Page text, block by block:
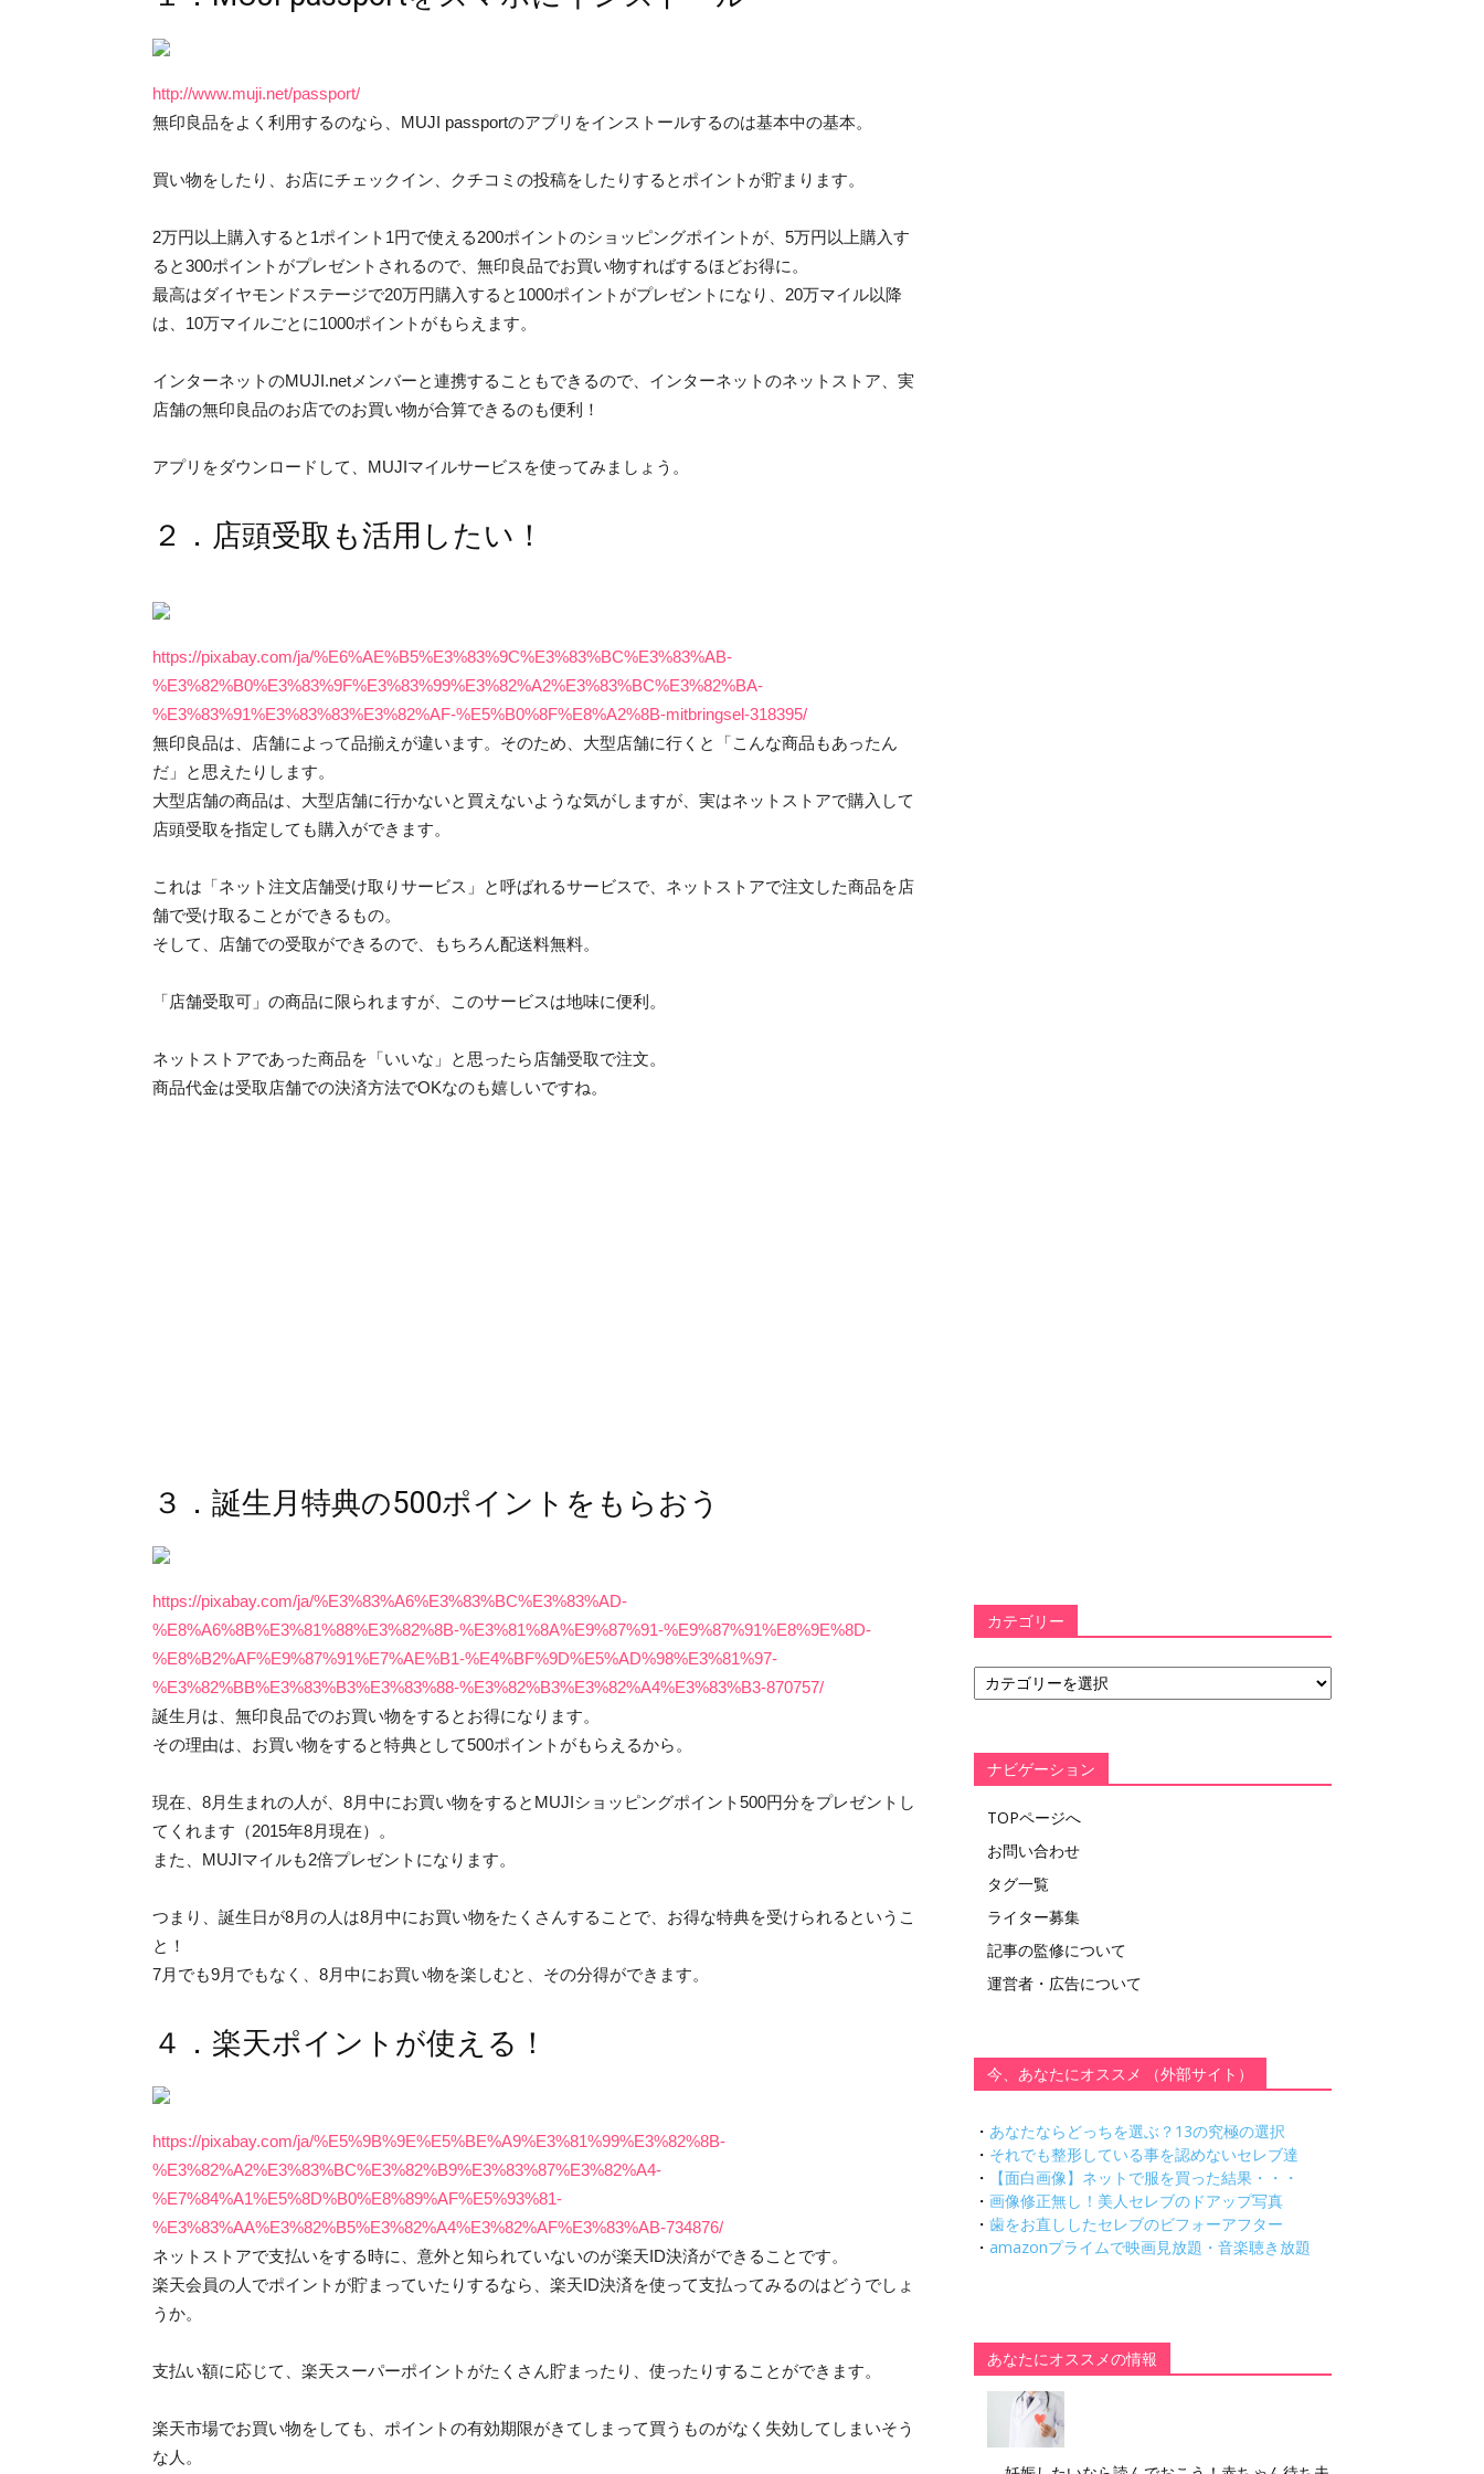
http://www.muji.net/passport/
無印良品をよく利用するのなら、MUJI passportのアプリをインストールするのは基本中の基本。
買い物をしたり、お店にチェックイン、クチコミの投稿をしたりするとポイントが貯まります。
2万円以上購入すると1ポイント1円で使える200ポイントのショッピングポイントが、5万円以上購入す
ると300ポイントがプレゼントされるので、無印良品でお買い物すればするほどお得に。
最高はダイヤモンドステージで20万円購入すると1000ポイントがプレゼントになり、20万マイル以降
は、10万マイルごとに1000ポイントがもらえます。
インターネットのMUJI.netメンバーと連携することもできるので、インターネットのネットストア、実
店舗の無印良品のお店でのお買い物が合算できるのも便利！
アプリをダウンロードして、MUJIマイルサービスを使ってみましょう。
２．店頭受取も活用したい！
https://pixabay.com/ja/%E6%AE%B5%E3%83%9C%E3%83%BC%E3%83%AB-
%E3%82%B0%E3%83%9F%E3%83%99%E3%82%A2%E3%83%BC%E3%82%BA-
%E3%83%91%E3%83%83%E3%82%AF-%E5%B0%8F%E8%A2%8B-mitbringsel-318395/
無印良品は、店舗によって品揃えが違います。そのため、大型店舗に行くと「こんな商品もあったん
だ」と思えたりします。
大型店舗の商品は、大型店舗に行かないと買えないような気がしますが、実はネットストアで購入して
店頭受取を指定しても購入ができます。
これは「ネット注文店舗受け取りサービス」と呼ばれるサービスで、ネットストアで注文した商品を店
舗で受け取ることができるもの。
そして、店舗での受取ができるので、もちろん配送料無料。
「店舗受取可」の商品に限られますが、このサービスは地味に便利。
ネットストアであった商品を「いいな」と思ったら店舗受取で注文。
商品代金は受取店舗での決済方法でOKなのも嬉しいですね。
３．誕生月特典の500ポイントをもらおう
https://pixabay.com/ja/%E3%83%A6%E3%83%BC%E3%83%AD-
%E8%A6%8B%E3%81%88%E3%82%8B-%E3%81%8A%E9%87%91-%E9%87%91%E8%9E%8D-
%E8%B2%AF%E9%87%91%E7%AE%B1-%E4%BF%9D%E5%AD%98%E3%81%97-
%E3%82%BB%E3%83%B3%E3%83%88-%E3%82%B3%E3%82%A4%E3%83%B3-870757/
誕生月は、無印良品でのお買い物をするとお得になります。
その理由は、お買い物をすると特典として500ポイントがもらえるから。
現在、8月生まれの人が、8月中にお買い物をするとMUJIショッピングポイント500円分をプレゼントし
てくれます（2015年8月現在）。
また、MUJIマイルも2倍プレゼントになります。
つまり、誕生日が8月の人は8月中にお買い物をたくさんすることで、お得な特典を受けられるというこ
と！
7月でも9月でもなく、8月中にお買い物を楽しむと、その分得ができます。
４．楽天ポイントが使える！
https://pixabay.com/ja/%E5%9B%9E%E5%BE%A9%E3%81%99%E3%82%8B-
%E3%82%A2%E3%83%BC%E3%82%B9%E3%83%87%E3%82%A4-
%E7%84%A1%E5%8D%B0%E8%89%AF%E5%93%81-
%E3%83%AA%E3%82%B5%E3%82%A4%E3%82%AF%E3%83%AB-734876/
ネットストアで支払いをする時に、意外と知られていないのが楽天ID決済ができることです。
楽天会員の人でポイントが貯まっていたりするなら、楽天ID決済を使って支払ってみるのはどうでしょ
うか。
支払い額に応じて、楽天スーパーポイントがたくさん貯まったり、使ったりすることができます。
楽天市場でお買い物をしても、ポイントの有効期限がきてしまって買うものがなく失効してしまいそう
な人。
カテゴリー
カ
テ
ー
ナビゲーション
TOPページへ
お問い合わせ
タグ一覧
ライター募集
記事の監修について
運営者・広告について
今、あなたにオススメ （外部サイト）
・ あなたならどっちを選ぶ？13の究極の選択
・ それでも整形している事を認めないセレブ達
・
【面白画像】ネットで服を買った結果・・・
・ 画像修正無し！美人セレブのドアップ写真
・ 歯をお直ししたセレブのビフォーアフター
・ amazonプライムで映画見放題・音楽聴き放題
あなたにオススメの情報